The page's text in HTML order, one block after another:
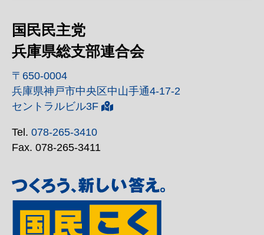
国民民主党
兵庫県総支部連合会
〒650-0004
兵庫県神戸市中央区中山手通4-17-2
セントラルビル3F
Tel. 078-265-3410
Fax. 078-265-3411